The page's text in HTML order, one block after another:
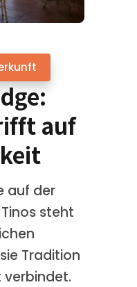
auf
auf der
steht
Tradition